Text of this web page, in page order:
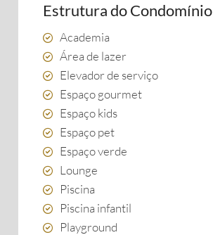
Estrutura do Condomínio
Academia
Área de lazer
Elevador de serviço
Espaço gourmet
Espaço kids
Espaço pet
Espaço verde
Lounge
Piscina
Piscina infantil
Playground